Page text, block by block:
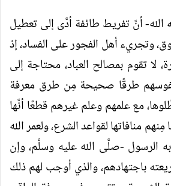
الله- أنَّ تفريط طائفة أدَّى إلى تعطيل
وتجريء أهل الفجور على الفساد، إذ
لا تقوم بمصالح العباد، محتاجة إلى
طرقًا صحيحة مِن طرق معرفة
مع علمهم وعلم غيرهم قطعًا أنَّها
منافاتها لقواعد الشرع، ولعمر الله
الرسول -صلَّى الله عليه وسلَّم، وإن
باجتهادهم، والذي أوجب لهم ذلك